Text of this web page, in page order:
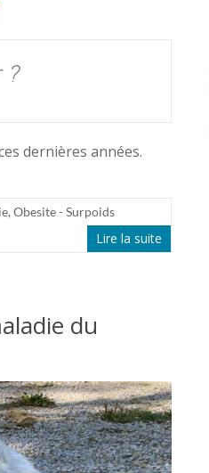
?
dernières années.
, Obesite - Surpoids
Lire la suite
du